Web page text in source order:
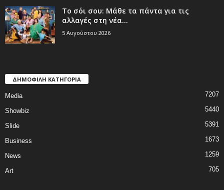
Το σόι σου: Μάθε τα πάντα για τις
αλλαγές στη νέα...
5 Αυγούστου 2026
ΔΗΜΟΦΙΛΗ ΚΑΤΗΓΟΡΙΑ
Media 7207
Showbiz 5440
Slide 5391
Business 1673
News 1259
Art 705